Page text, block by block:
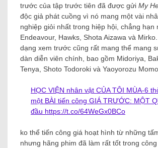
trước của tập trước tiên đã được gửi My
độc giả phát cuồng vì nó mang một vài
nghiệp giỏi nhất trong hiệp hội, chẳng hạn
Endeavour, Hawks, Shota Aizawa và
dạng xem trước cũng rất mang thể mang
dàn diễn viên chính, bao gồm Midoriya,
Tenya, Shoto Todoroki và Yaoyorozu
HỌC VIỆN nhân vật CỦA TÔI MÙA-6
một BÀI tiến công GIÁ TRƯỚC: MỘT
đầu https://t.co/64WeGx0BCo
ko thể tiến công giá hoạt hình từ những
nhưng hãng phim đã làm rất tốt trong